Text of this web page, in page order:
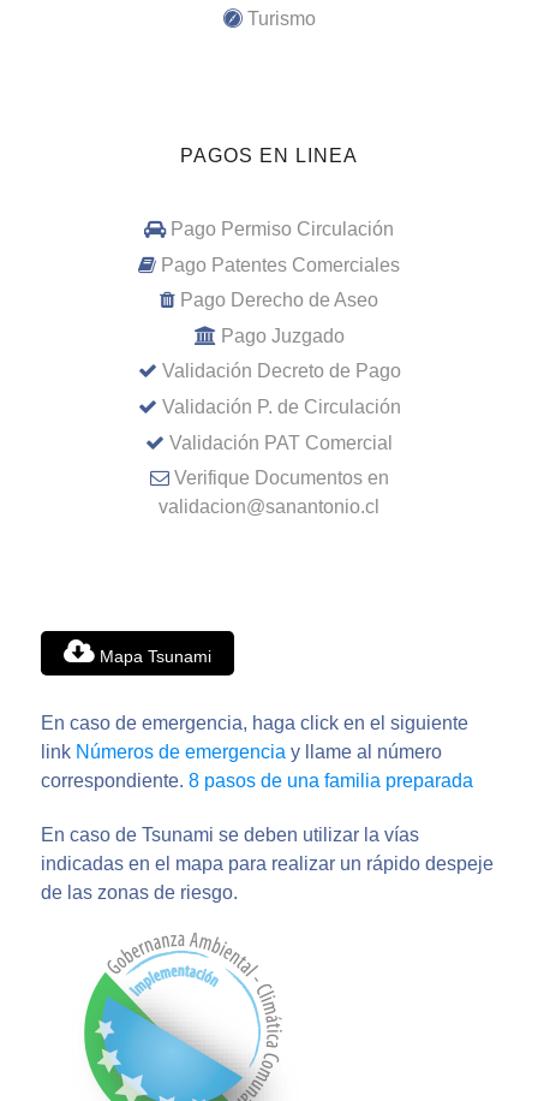
Turismo
PAGOS EN LINEA
Pago Permiso Circulación
Pago Patentes Comerciales
Pago Derecho de Aseo
Pago Juzgado
Validación Decreto de Pago
Validación P. de Circulación
Validación PAT Comercial
Verifique Documentos en
validacion@sanantonio.cl
Mapa Tsunami
En caso de emergencia, haga click en el siguiente
link Números de emergencia y llame al número
correspondiente. 8 pasos de una familia preparada
En caso de Tsunami se deben utilizar la vías
indicadas en el mapa para realizar un rápido despeje
de las zonas de riesgo.